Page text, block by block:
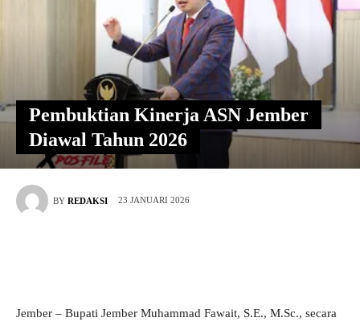
Pembuktian Kinerja ASN Jember
Diawal Tahun 2026
BY REDAKSI 23 JANUARI 2026
Jember – Bupati Jember Muhammad Fawait, S.E., M.Sc., secara